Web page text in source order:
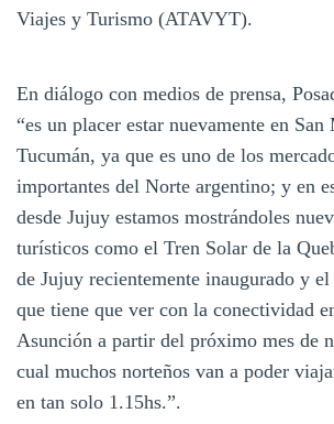
Viajes y Turismo (ATAVYT).
En diálogo con medios de prensa,
“es un placer estar nuevamente en
Tucumán, ya que es uno de los
importantes del Norte argentino; y en
desde Jujuy estamos mostrándoles
turísticos como el Tren Solar de la
de Jujuy recientemente inaugurado y
que tiene que ver con la conectividad
Asunción a partir del próximo mes de
cual muchos norteños van a poder
en tan solo 1.15hs.”.